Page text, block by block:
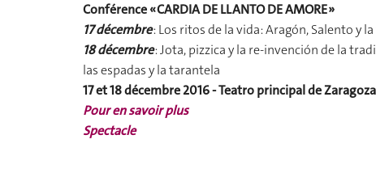
Conférence « CARDIA DE LLANTO DE AMORE »
17 décembre: Los ritos de la vida: Aragón, Salento y
18 décembre: Jota, pizzica y la re-invención de la
las espadas y la tarantela
17 et 18 décembre 2016 - Teatro principal de Zaragoza
Pour en savoir plus
Spectacle